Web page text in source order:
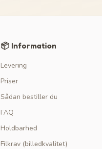
📦 Information
Levering
Priser
Sådan bestiller du
FAQ
Holdbarhed
Filkrav (billedkvalitet)